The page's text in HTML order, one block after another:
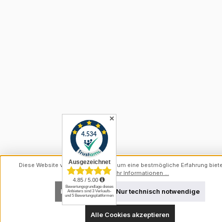
✕
Diese Website verwendet Cookies, um eine bestmögliche Erfahrung
können.Mehr Informationen ...
Nur technisch notwendige
Konfigurieren
Alle Cookies akzeptieren